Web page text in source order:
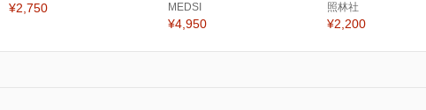
¥2,750
MEDSI
¥4,950
照林社
¥2,200